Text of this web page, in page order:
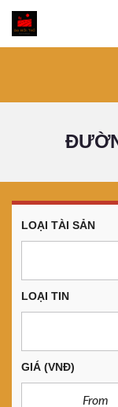
LOẠI TÀI SẢN
LOẠI TIN
GIÁ (VNĐ)